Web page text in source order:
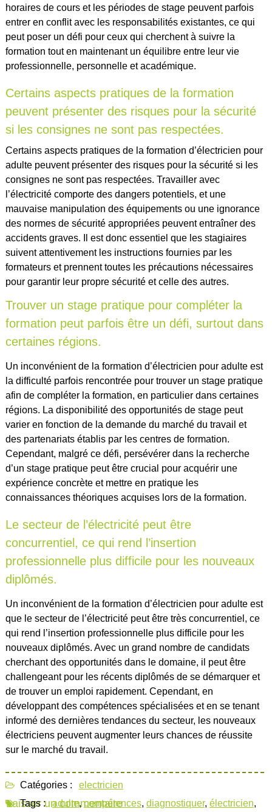
horaires de cours et les périodes de stage peuvent parfois
entrer en conflit avec les responsabilités existantes, ce qui
peut poser un défi pour ceux qui cherchent à suivre la
formation tout en maintenant un équilibre entre leur vie
professionnelle, personnelle et académique.
Certains aspects pratiques de la formation
peuvent présenter des risques pour la sécurité
si les consignes ne sont pas respectées.
Certains aspects pratiques de la formation d’électricien pour
adulte peuvent présenter des risques pour la sécurité si les
consignes ne sont pas respectées. Travailler avec
l’électricité comporte des dangers potentiels, et une
mauvaise manipulation des équipements ou une ignorance
des normes de sécurité appropriées peuvent entraîner des
accidents graves. Il est donc essentiel que les stagiaires
suivent attentivement les instructions fournies par les
formateurs et prennent toutes les précautions nécessaires
pour garantir leur propre sécurité et celle des autres.
Trouver un stage pratique pour compléter la
formation peut parfois être un défi, surtout dans
certaines régions.
Un inconvénient de la formation d’électricien pour adulte est
la difficulté parfois rencontrée pour trouver un stage pratique
afin de compléter la formation, en particulier dans certaines
régions. La disponibilité des opportunités de stage peut
varier en fonction de la demande du marché du travail et
des partenariats établis par les centres de formation.
Cependant, malgré ce défi, persévérer dans la recherche
d’un stage pratique peut être crucial pour acquérir une
expérience concrète et mettre en pratique les
connaissances théoriques acquises lors de la formation.
Le secteur de l’électricité peut être
concurrentiel, ce qui rend l’insertion
professionnelle plus difficile pour les nouveaux
diplômés.
Un inconvénient de la formation d’électricien pour adulte est
que le secteur de l’électricité peut être très concurrentiel, ce
qui rend l’insertion professionnelle plus difficile pour les
nouveaux diplômés. Avec un grand nombre de candidats
cherchant des opportunités dans le domaine, il peut être
challengeant pour les récents diplômés de se démarquer et
de trouver un emploi rapidement. Cependant, en
développant des compétences spécialisées et en se tenant
informé des dernières tendances du secteur, les nouveaux
électriciens peuvent augmenter leurs chances de réussite
sur le marché du travail.
Catégories :
electricien
Tags : adulte,compétences, diagnostiquer, électricien,
Laisser un commentaire